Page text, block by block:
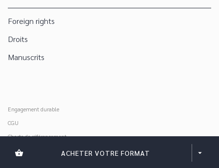
shopping_basket ACHETER VOTRE FORMAT arrow_drop_down
Foreign rights
Droits
Manuscrits
Engagement durable
CGU
Charte de référencement
Données personnelles